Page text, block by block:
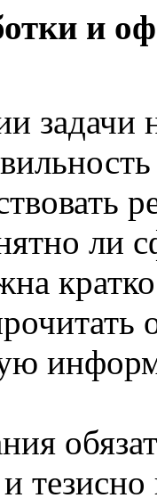
и
задачи
ли